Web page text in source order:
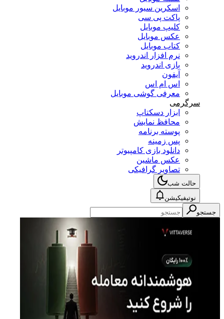
اسکرین سیور موبایل
پاکت پی سی
کلیپ موبایل
عکس موبایل
کتاب موبایل
نرم افزار اندروید
بازی اندروید
آیفون
اس ام اس
معرفی گوشی موبایل
سرگرمی
ابزار دسکتاپ
محافظ نمایش
پوسته برنامه
پس زمینه
دانلود بازی کامپیوتر
عکس ماشین
تصاویر گرافیکی
حالت شب
نوتیفیکیشن
جستجو